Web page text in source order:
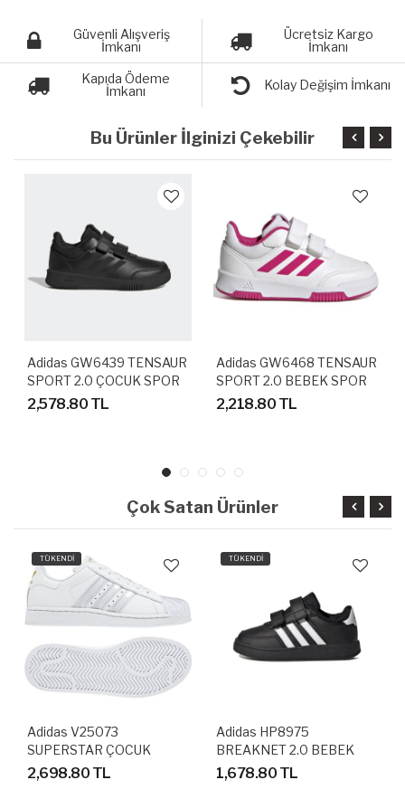
Güvenli Alışveriş
İmkanı
Ücretsiz Kargo
İmkanı
Kapıda Ödeme
İmkanı
Kolay Değişim İmkanı
Bu Ürünler İlginizi Çekebilir
Adidas GW6439 TENSAUR
SPORT 2.0 ÇOCUK SPOR
AYAKKABI
2,578.80 TL
Adidas GW6468 TENSAUR
SPORT 2.0 BEBEK SPOR
AYAKKABI
2,218.80 TL
Çok Satan Ürünler
TÜKENDİ
Adidas V25073
SUPERSTAR ÇOCUK
AYAKKABI
2,698.80 TL
TÜKENDİ
Adidas HP8975
BREAKNET 2.0 BEBEK
SPOR AYAKKABI
1,678.80 TL